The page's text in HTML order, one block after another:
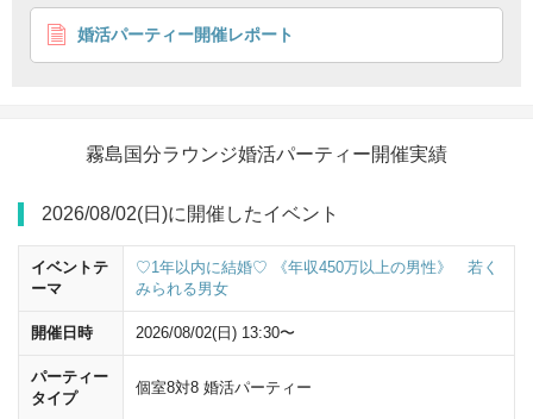
婚活パーティー開催レポート
霧島国分ラウンジ婚活パーティー開催実績
2026/08/02(日)に開催したイベント
イベントテ
ーマ
♡1年以内に結婚♡ 《年収450万以上の男性》 若く
みられる男女
開催日時 2026/08/02(日) 13:30〜
パーティー
タイプ
個室8対8 婚活パーティー